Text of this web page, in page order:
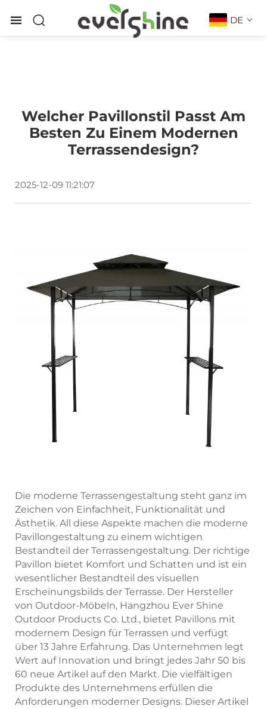
DE
Welcher Pavillonstil Passt Am
Besten Zu Einem Modernen
Terrassendesign?
2025-12-09 11:21:07
Die moderne Terrassengestaltung steht ganz im
Zeichen von Einfachheit, Funktionalität und
Ästhetik. All diese Aspekte machen die moderne
Pavillongestaltung zu einem wichtigen
Bestandteil der Terrassengestaltung. Der richtige
Pavillon bietet Komfort und Schatten und ist ein
wesentlicher Bestandteil des visuellen
Erscheinungsbilds der Terrasse. Der Hersteller
von Outdoor-Möbeln, Hangzhou Ever Shine
Outdoor Products Co. Ltd., bietet Pavillons mit
modernem Design für Terrassen und verfügt
über 13 Jahre Erfahrung. Das Unternehmen legt
Wert auf Innovation und bringt jedes Jahr 50 bis
60 neue Artikel auf den Markt. Die vielfältigen
Produkte des Unternehmens erfüllen die
Anforderungen moderner Designs. Dieser Artikel